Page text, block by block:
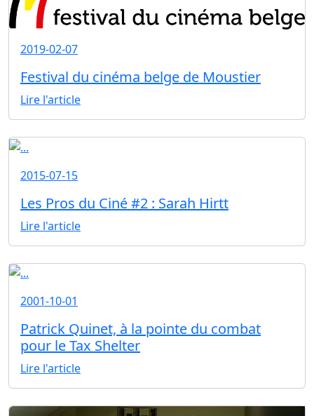
2019-02-07
Festival du cinéma belge de Moustier
Lire l'article
2015-07-15
Les Pros du Ciné #2 : Sarah Hirtt
Lire l'article
2001-10-01
Patrick Quinet, à la pointe du combat
pour le Tax Shelter
Lire l'article